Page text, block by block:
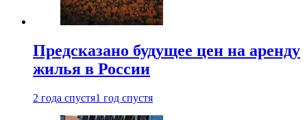
Предсказано будущее цен на аренду
жилья в России
2 года спустя1 год спустя